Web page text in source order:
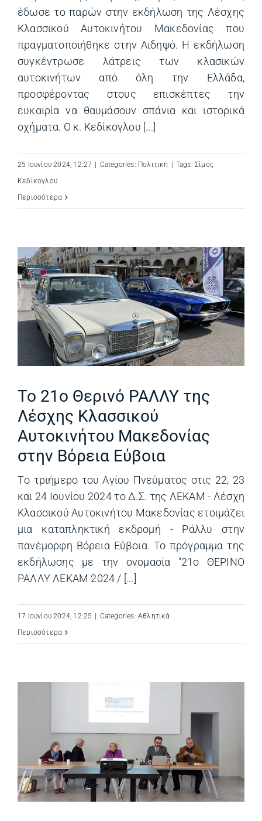
έδωσε το παρών στην εκδήλωση της Λέσχης
Κλασσικού Αυτοκινήτου Μακεδονίας που
πραγματοποιήθηκε στην Αιδηψό. Η εκδήλωση
συγκέντρωσε λάτρεις των κλασικών
αυτοκινήτων από όλη την Ελλάδα,
προσφέροντας στους επισκέπτες την
ευκαιρία να θαυμάσουν σπάνια και ιστορικά
οχήματα. Ο κ. Κεδίκογλου [...]
25 Ιουνίου 2024, 12:27 | Categories: Πολιτική | Tags:Σίμος
Κεδίκογλου
Περισσότερα
Το 21ο Θερινό ΡΑΛΛΥ της
Λέσχης Κλασσικού
Αυτοκινήτου Μακεδονίας
στην Βόρεια Εύβοια
Tο τριήμερο του Αγίου Πνεύματος στις 22, 23
και 24 Ιουνίου 2024 το Δ.Σ. της ΛΕΚΑΜ - Λέσχη
Κλασσικού Αυτοκινήτου Μακεδονίας ετοιμάζει
μια καταπληκτική εκδρομή - Ράλλυ στην
πανέμορφη Βόρεια Εύβοια. Το πρόγραμμα της
εκδήλωσης με την ονομασία "21ο ΘΕΡΙΝΟ
ΡΑΛΛΥ ΛΕΚΑΜ 2024 / [...]
17 Ιουνίου 2024, 12:25 Categories:Αθλητικά
Περισσότερα